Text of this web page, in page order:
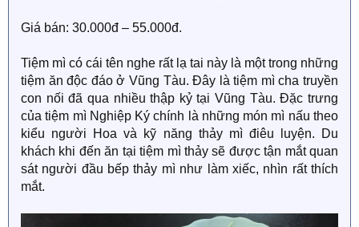
Giá bán: 30.000đ – 55.000đ.
Tiệm mì có cái tên nghe rất lạ tai này là một trong những
tiệm ăn độc đáo ở Vũng Tàu. Đây là tiệm mì cha truyền
con nối đã qua nhiều thập kỷ tại Vũng Tàu. Đặc trưng
của tiệm mì Nghiệp Ký chính là những món mì nấu theo
kiểu người Hoa và kỹ năng thảy mì điêu luyện. Du
khách khi đến ăn tại tiệm mì thảy sẽ được tận mắt quan
sát người đầu bếp thảy mì như làm xiếc, nhìn rất thích
mắt.